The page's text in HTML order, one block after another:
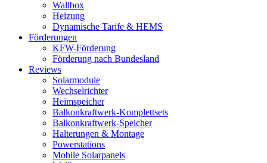
Wallbox
Heizung
Dynamische Tarife & HEMS
Förderungen
KFW-Förderung
Förderung nach Bundesland
Reviews
Solarmodule
Wechselrichter
Heimspeicher
Balkonkraftwerk-Komplettsets
Balkonkraftwerk-Speicher
Halterungen & Montage
Powerstations
Mobile Solarpanels